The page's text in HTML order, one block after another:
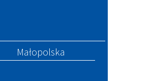
Małopolska